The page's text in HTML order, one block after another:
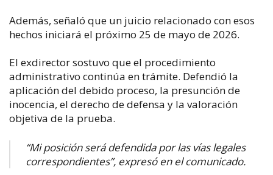
Además, señaló que un juicio relacionado con esos
hechos iniciará el próximo 25 de mayo de 2026.
El exdirector sostuvo que el procedimiento
administrativo continúa en trámite. Defendió la
aplicación del debido proceso, la presunción de
inocencia, el derecho de defensa y la valoración
objetiva de la prueba.
“Mi posición será defendida por las vías legales
correspondientes”, expresó en el comunicado.